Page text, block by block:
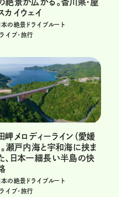
カイウェイ
本の絶景ドライブルート
ライブ･旅行
岬メロディーライン（愛媛
。瀬戸内海と宇和海に挟ま
、日本一細長い半島の快
本の絶景ドライブルート
ライブ･旅行